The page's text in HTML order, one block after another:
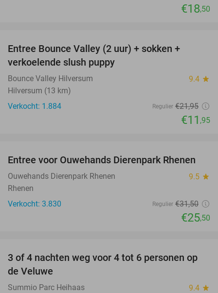
€18,50
Entree Bounce Valley (2 uur) + sokken +
verkoelende slush puppy
Bounce Valley Hilversum 9.4 star
Hilversum (13 km)
Verkocht: 1.884
Regulier €21,95
€11 ,95
19%
Entree voor Ouwehands Dierenpark Rhenen
Ouwehands Dierenpark Rhenen 9.5 star
Rhenen
Verkocht: 3.830
Regulier €31,50
€25,50
3 of 4 nachten weg voor 4 tot 6 personen op
de Veluwe
Summio Parc Heihaas 9.4 star